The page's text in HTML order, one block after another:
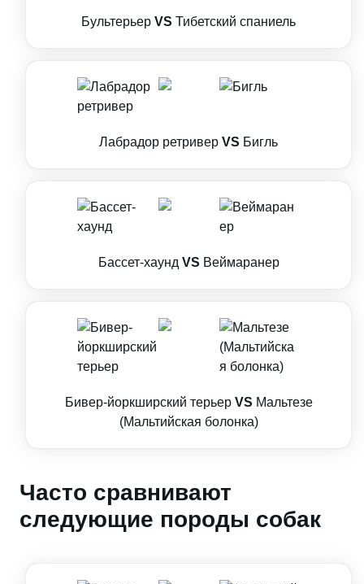
Бультерьер VS Тибетский спаниель
Лабрадор ретривер VS Бигль
Бассет-хаунд VS Веймаранер
Бивер-йоркширский терьер VS Мальтезе
(Мальтийская болонка)
Часто сравнивают
следующие породы собак